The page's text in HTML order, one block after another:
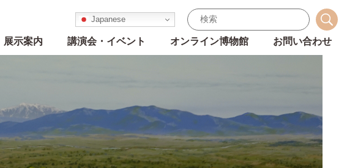
Japanese
展示案内 講演会・イベント オンライン博物館 お問い合わせ